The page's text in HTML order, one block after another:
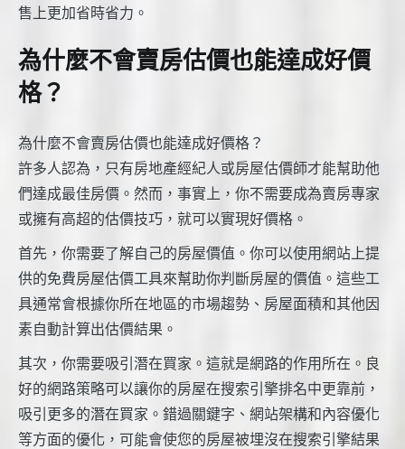
售上更加省時省力。
為什麼不會賣房估價也能達成好價
格？
為什麼不會賣房估價也能達成好價格？
許多人認為，只有房地產經紀人或房屋估價師才能幫助他
們達成最佳房價。然而，事實上，你不需要成為賣房專家
或擁有高超的估價技巧，就可以實現好價格。
首先，你需要了解自己的房屋價值。你可以使用網站上提
供的免費房屋估價工具來幫助你判斷房屋的價值。這些工
具通常會根據你所在地區的市場趨勢、房屋面積和其他因
素自動計算出估價結果。
其次，你需要吸引潛在買家。這就是網路的作用所在。良
好的網路策略可以讓你的房屋在搜索引擎排名中更靠前，
吸引更多的潛在買家。錯過關鍵字、網站架構和內容優化
等方面的優化，可能會使您的房屋被埋沒在搜索引擎結果